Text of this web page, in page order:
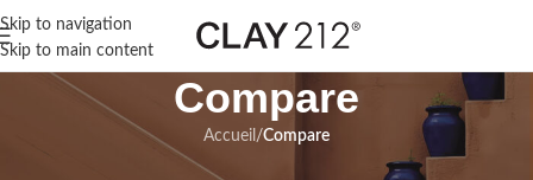
Skip to navigation
Skip to main content
Compare
Accueil /Compare